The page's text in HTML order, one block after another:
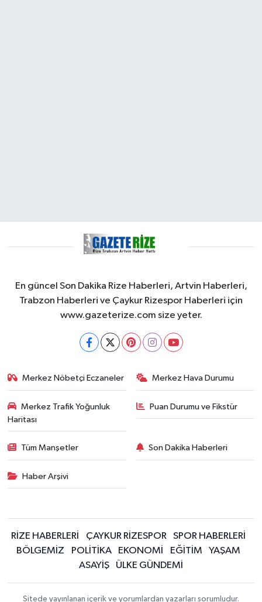
En güncel Son Dakika Rize Haberleri, Artvin Haberleri,
Trabzon Haberleri ve Çaykur Rizespor Haberleri için
www.gazeterize.com size yeter.
Merkez Nöbetçi Eczaneler Merkez Hava Durumu
Merkez Trafik Yoğunluk
Haritası
Puan Durumu ve Fikstür
Tüm Manşetler Son Dakika Haberleri
Haber Arşivi
RİZE HABERLERİ ÇAYKUR RİZESPOR
SPOR HABERLERİ
BÖLGEMİZ
POLİTİKA EKONOMİ EĞİTİM
YAŞAM
ASAYİŞ
ÜLKE GÜNDEMİ
Sitede yayınlanan içerik ve yorumlardan yazarları sorumludur.